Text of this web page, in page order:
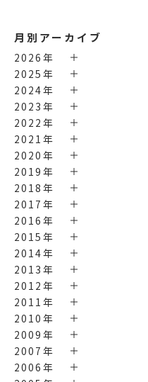
月別アーカイブ
2026年
2025年
2024年
2023年
2022年
2021年
2020年
2019年
2018年
2017年
2016年
2015年
2014年
2013年
2012年
2011年
2010年
2009年
2007年
2006年